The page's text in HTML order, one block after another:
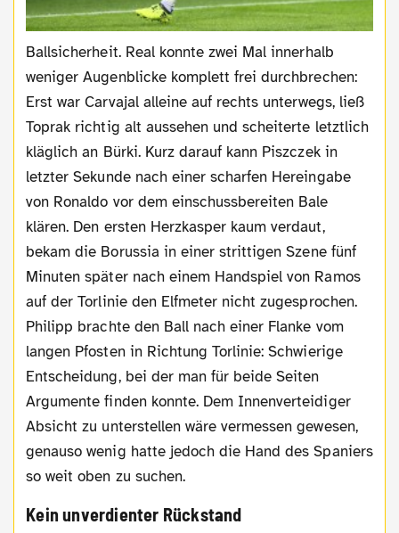
Ballsicherheit. Real konnte zwei Mal innerhalb
weniger Augenblicke komplett frei durchbrechen:
Erst war Carvajal alleine auf rechts unterwegs, ließ
Toprak richtig alt aussehen und scheiterte letztlich
kläglich an Bürki. Kurz darauf kann Piszczek in
letzter Sekunde nach einer scharfen Hereingabe
von Ronaldo vor dem einschussbereiten Bale
klären. Den ersten Herzkasper kaum verdaut,
bekam die Borussia in einer strittigen Szene fünf
Minuten später nach einem Handspiel von Ramos
auf der Torlinie den Elfmeter nicht zugesprochen.
Philipp brachte den Ball nach einer Flanke vom
langen Pfosten in Richtung Torlinie: Schwierige
Entscheidung, bei der man für beide Seiten
Argumente finden konnte. Dem Innenverteidiger
Absicht zu unterstellen wäre vermessen gewesen,
genauso wenig hatte jedoch die Hand des Spaniers
so weit oben zu suchen.
Kein unverdienter Rückstand